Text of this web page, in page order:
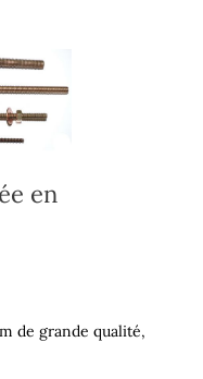
en
de grande qualité,